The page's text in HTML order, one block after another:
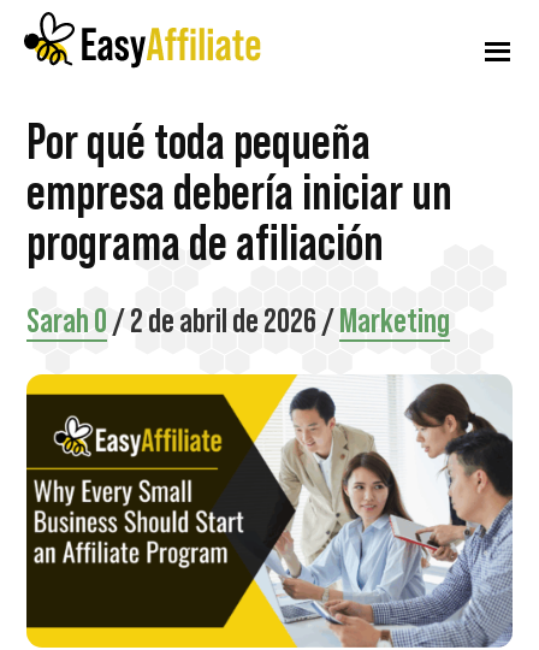
contenido
Saltar
lateral
principal
Saltar
página
Menú
adicional
Afiliación
fácil
Inicie
un
programa
de
desde
su
sitio
web
WordPress
Por qué toda pequeña
empresa debería iniciar un
programa de afiliación
Sarah O/2 de abril de 2026/ Marketing